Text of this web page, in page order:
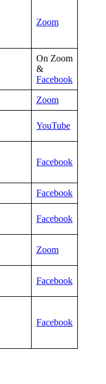
Zoom
On Zoom
&
Facebook
Zoom
YouTube
Facebook
Facebook
Facebook
Zoom
Facebook
Facebook